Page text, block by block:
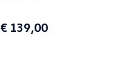
€ 139,00